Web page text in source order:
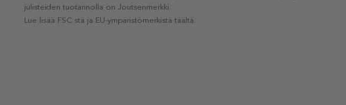
julisteiden tuotannolla on Joutsenmerkki.
Lue lisää FSC:stä ja EU-ympäristömerkistä täältä.